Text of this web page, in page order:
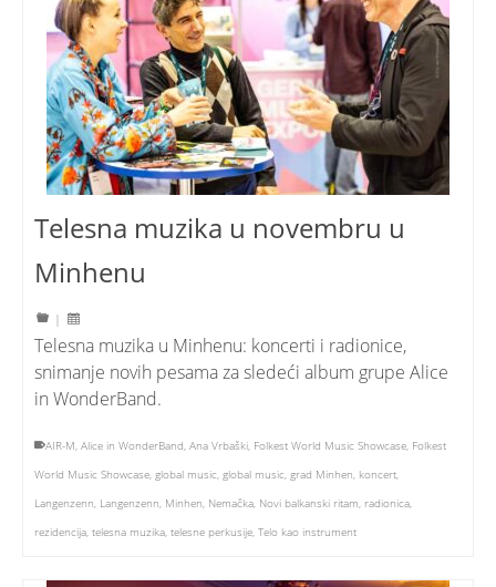
Telesna muzika u novembru u
Minhenu
|
Telesna muzika u Minhenu: koncerti i radionice,
snimanje novih pesama za sledeći album grupe Alice
in WonderBand.
AIR-M, Alice in WonderBand, Ana Vrbaški, Folkest World Music Showcase, Folkest
World Music Showcase, global music, global music, grad Minhen, koncert,
Langenzenn, Langenzenn, Minhen, Nemačka, Novi balkanski ritam, radionica,
rezidencija, telesna muzika, telesne perkusije, Telo kao instrument